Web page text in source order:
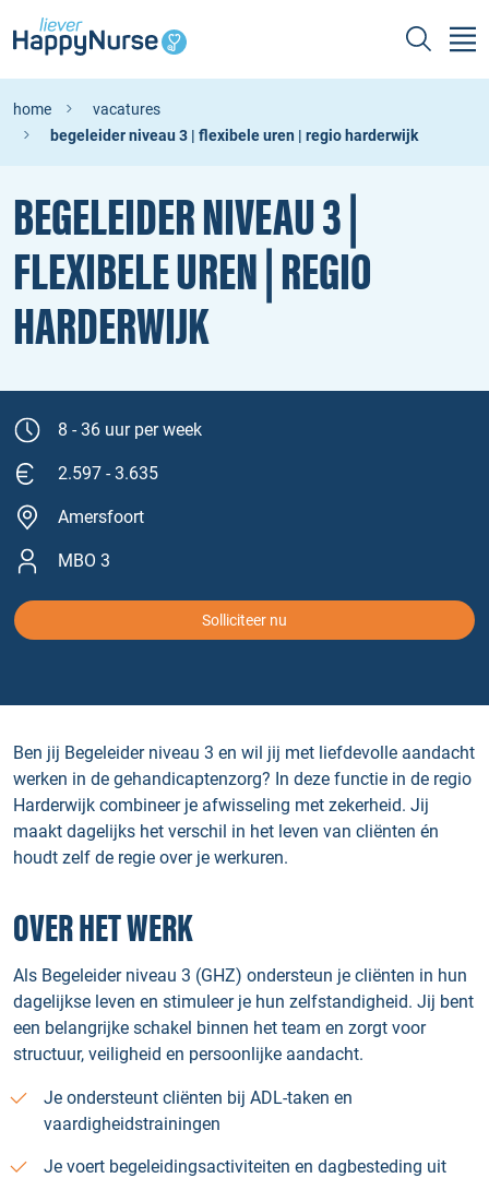
home
vacatures
begeleider niveau 3 | flexibele uren | regio harderwijk
BEGELEIDER NIVEAU 3 |
FLEXIBELE UREN | REGIO
HARDERWIJK
8 - 36 uur per week
2.597 - 3.635
Amersfoort
MBO 3
Solliciteer nu
Ben jij Begeleider niveau 3 en wil jij met liefdevolle aandacht
werken in de gehandicaptenzorg? In deze functie in de regio
Harderwijk combineer je afwisseling met zekerheid. Jij
maakt dagelijks het verschil in het leven van cliënten én
houdt zelf de regie over je werkuren.
OVER HET WERK
Als Begeleider niveau 3 (GHZ) ondersteun je cliënten in hun
dagelijkse leven en stimuleer je hun zelfstandigheid. Jij bent
een belangrijke schakel binnen het team en zorgt voor
structuur, veiligheid en persoonlijke aandacht.
Je ondersteunt cliënten bij ADL-taken en
vaardigheidstrainingen
Je voert begeleidingsactiviteiten en dagbesteding uit